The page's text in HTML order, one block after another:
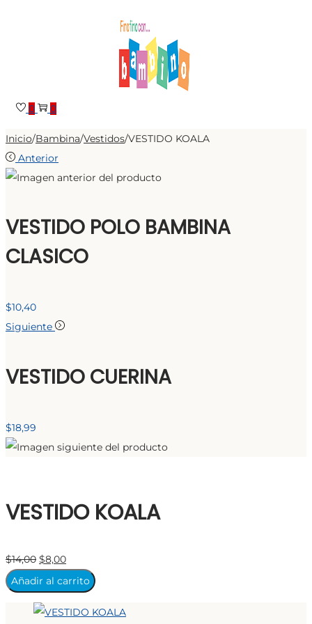
0 0
Inicio/Bambina/Vestidos/VESTIDO KOALA
Anterior
VESTIDO POLO BAMBINA
CLASICO
$10,40
Siguiente
VESTIDO CUERINA
$18,99
VESTIDO KOALA
$14,00 El
precio
era:
$8,00El
precio
es:
Añadir al carrito